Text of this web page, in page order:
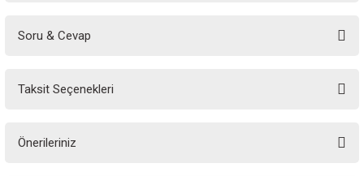
Soru & Cevap
Taksit Seçenekleri
Önerileriniz